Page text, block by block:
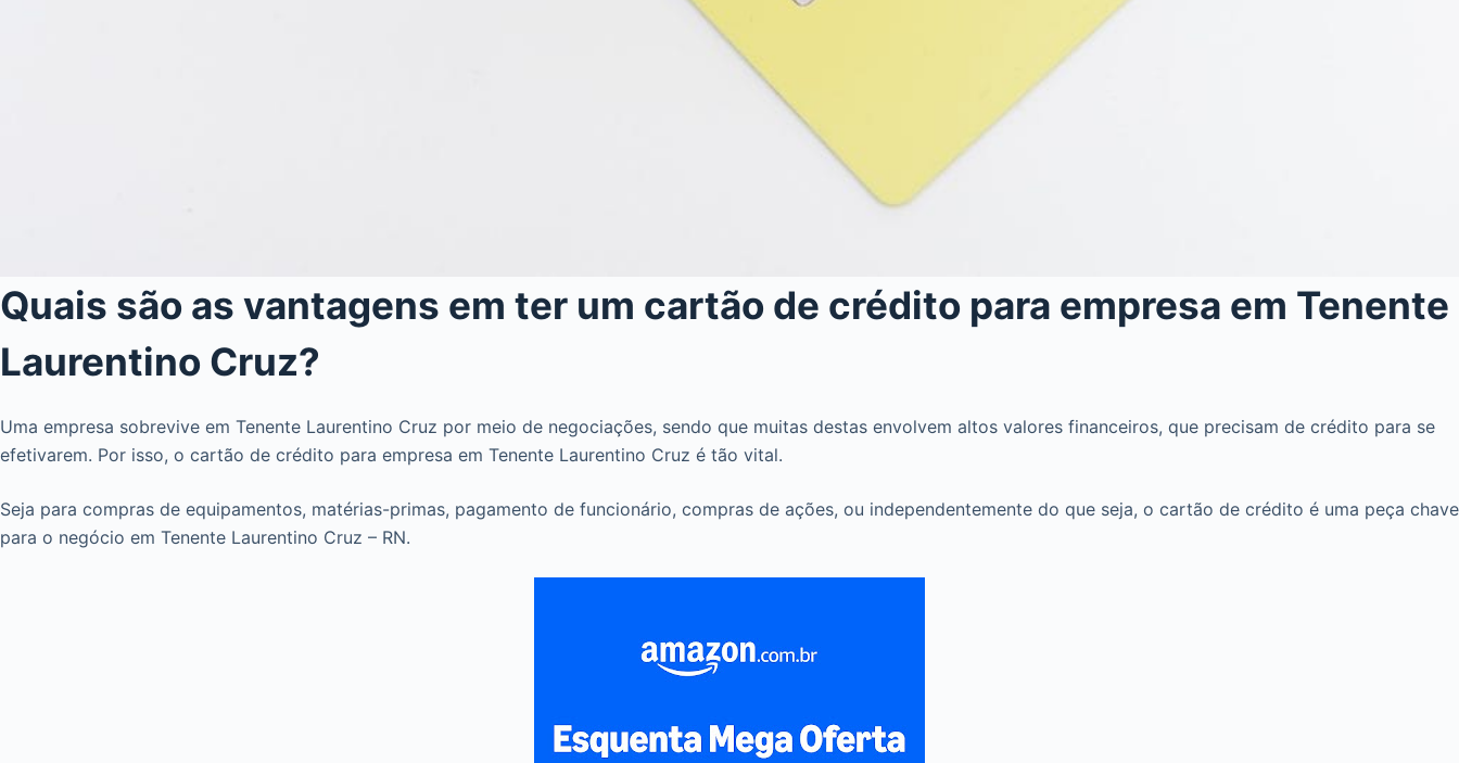
Quais são as vantagens em ter um cartão de crédito para empresa em Tenente
Laurentino Cruz?
Uma empresa sobrevive em Tenente Laurentino Cruz por meio de negociações, sendo que muitas destas envolvem altos valores financeiros, que precisam de crédito para se
efetivarem. Por isso, o cartão de crédito para empresa em Tenente Laurentino Cruz é tão vital.
Seja para compras de equipamentos, matérias-primas, pagamento de funcionário, compras de ações, ou independentemente do que seja, o cartão de crédito é uma peça chave
para o negócio em Tenente Laurentino Cruz – RN.